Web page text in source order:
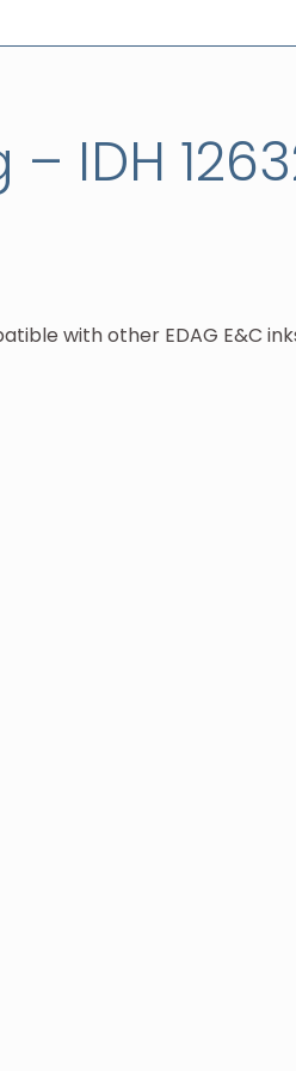
– IDH
with other EDAG E&C